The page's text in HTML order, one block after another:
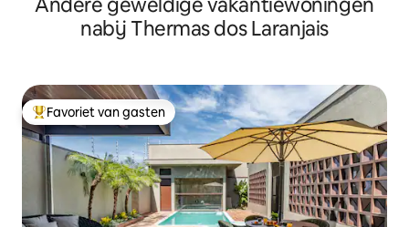
nabij Thermas dos Laranjais
Topfavoriet van gasten
Favoriet van gasten